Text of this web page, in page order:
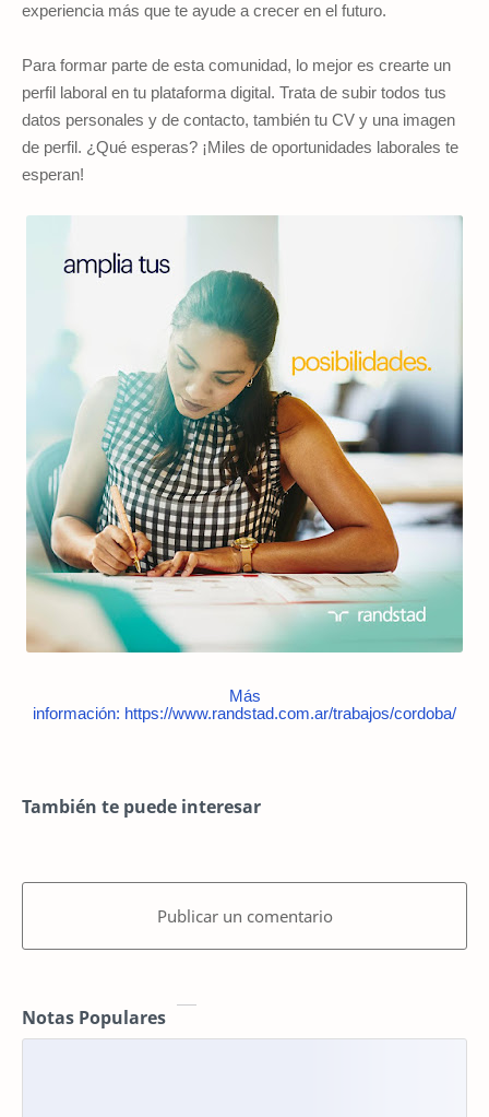
experiencia más que te ayude a crecer en el futuro.
Para formar parte de esta comunidad, lo mejor es crearte un
perfil laboral en tu plataforma digital. Trata de subir todos tus
datos personales y de contacto, también tu CV y una imagen
de perfil. ¿Qué esperas? ¡Miles de oportunidades laborales te
esperan!
Más
información: https://www.randstad.com.ar/trabajos/cordoba/
También te puede interesar
Publicar un comentario
Notas Populares